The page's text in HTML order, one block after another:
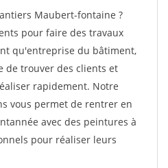
Maubert-fontaine ?
pour faire des travaux
qu'entreprise du bâtiment,
de trouver des clients et
rapidement. Notre
vous permet de rentrer en
avec des peintures à
pour réaliser leurs